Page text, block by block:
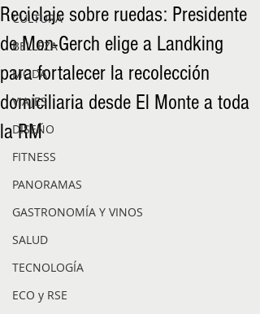
CULTURA
BELLEZA
MODA
VIAJES
DISEÑO
FITNESS
PANORAMAS
GASTRONOMÍA Y VINOS
SALUD
TECNOLOGÍA
ECO y RSE
Reciclaje sobre ruedas: Presidente
de Mon-Gerch elige a Landking
para fortalecer la recolección
domiciliaria desde El Monte a toda
la RM